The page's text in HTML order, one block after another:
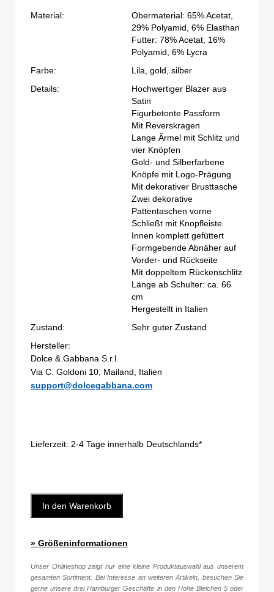
Material:
Obermaterial: 65% Acetat,
29% Polyamid, 6% Elasthan
Futter: 78% Acetat, 16%
Polyamid, 6% Lycra
Farbe:
Lila, gold, silber
Details:
Hochwertiger Blazer aus
Satin
Figurbetonte Passform
Mit Reverskragen
Lange Ärmel mit Schlitz und
vier Knöpfen
Gold- und Silberfarbene
Knöpfe mit Logo-Prägung
Mit dekorativer Brusttasche
Zwei dekorative
Pattentaschen vorne
Schließt mit Knopfleiste
Innen komplett gefüttert
Formgebende Abnäher auf
Vorder- und Rückseite
Mit doppeltem Rückenschlitz
Länge ab Schulter: ca. 66
cm
Hergestellt in Italien
Zustand:
Sehr guter Zustand
Hersteller:
Dolce & Gabbana S.r.l.
Via C. Goldoni 10, Mailand, Italien
support@dolcegabbana.com
Lieferzeit: 2-4 Tage innerhalb Deutschlands*
In den Warenkorb
» Größeninformationen
Unser Onlineshop zeigt nur eine kleine Produktauswahl aus unserem
gesamten Sortiment. Bei Interesse an weiteren Artikeln, besuchen Sie
gerne unsere drei Hamburger Geschäfte in den Hohe Bleichen 5 oder